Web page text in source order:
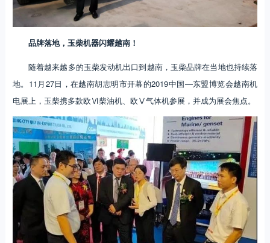
品牌落地，玉柴机器闪耀越南！
随着越来越多的玉柴发动机出口到越南，玉柴品牌在当地也持续落
地。11月27日，在越南胡志明市开幕的2019中国—东盟博览会越南机
电展上，玉柴携多款欧Ⅵ柴油机、欧Ⅴ气体机参展，并成为展会焦点。